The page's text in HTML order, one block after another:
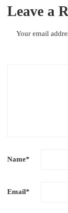
Leave a
Your email
Name*
Email*